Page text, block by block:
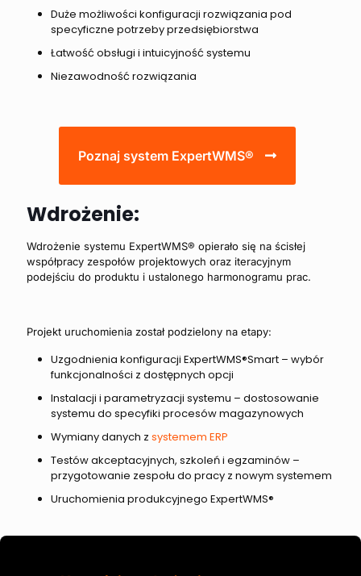
Duże możliwości konfiguracji rozwiązania pod
specyficzne potrzeby przedsiębiorstwa
Łatwość obsługi i intuicyjność systemu
Niezawodność rozwiązania
Poznaj system ExpertWMS®
Wdrożenie:
Wdrożenie systemu ExpertWMS® opierało się na ścisłej
współpracy zespołów projektowych oraz iteracyjnym
podejściu do produktu i ustalonego harmonogramu prac.
Projekt uruchomienia został podzielony na etapy:
Uzgodnienia konfiguracji ExpertWMS®Smart – wybór
funkcjonalności z dostępnych opcji
Instalacji i parametryzacji systemu – dostosowanie
systemu do specyfiki procesów magazynowych
Wymiany danych z systemem ERP
Testów akceptacyjnych, szkoleń i egzaminów –
przygotowanie zespołu do pracy z nowym systemem
Uruchomienia produkcyjnego ExpertWMS®